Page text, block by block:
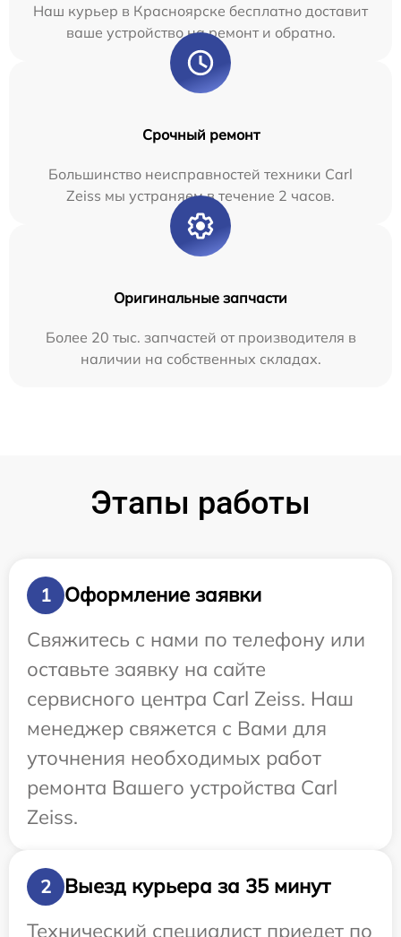
Наш курьер в Красноярске бесплатно доставит
ваше устройство на ремонт и обратно.
Срочный ремонт
Большинство неисправностей техники Carl
Zeiss мы устраняем в течение 2 часов.
Оригинальные запчасти
Более 20 тыс. запчастей от производителя в
наличии на собственных складах.
Этапы работы
1
Оформление заявки
Свяжитесь с нами по телефону или
оставьте заявку на сайте
сервисного центра Carl Zeiss. Наш
менеджер свяжется с Вами для
уточнения необходимых работ
ремонта Вашего устройства Carl
Zeiss.
2
Выезд курьера за 35 минут
Технический специалист приедет по